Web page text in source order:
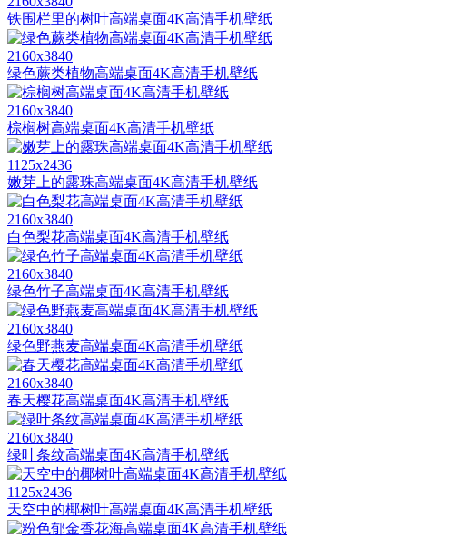
铁围栏里的树叶高端桌面4K高清手机壁纸
2160x3840
绿色蕨类植物高端桌面4K高清手机壁纸
2160x3840
棕榈树高端桌面4K高清手机壁纸
1125x2436
嫩芽上的露珠高端桌面4K高清手机壁纸
2160x3840
白色梨花高端桌面4K高清手机壁纸
2160x3840
绿色竹子高端桌面4K高清手机壁纸
2160x3840
绿色野燕麦高端桌面4K高清手机壁纸
2160x3840
春天樱花高端桌面4K高清手机壁纸
2160x3840
绿叶条纹高端桌面4K高清手机壁纸
1125x2436
天空中的椰树叶高端桌面4K高清手机壁纸